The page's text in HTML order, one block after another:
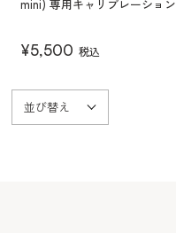
mini) 専用キャリブレーション
¥5,500 税込
並び替え